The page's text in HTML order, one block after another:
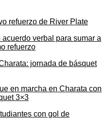
verbal para sumar a
refuerzo
en marcha en Charata con
3×3